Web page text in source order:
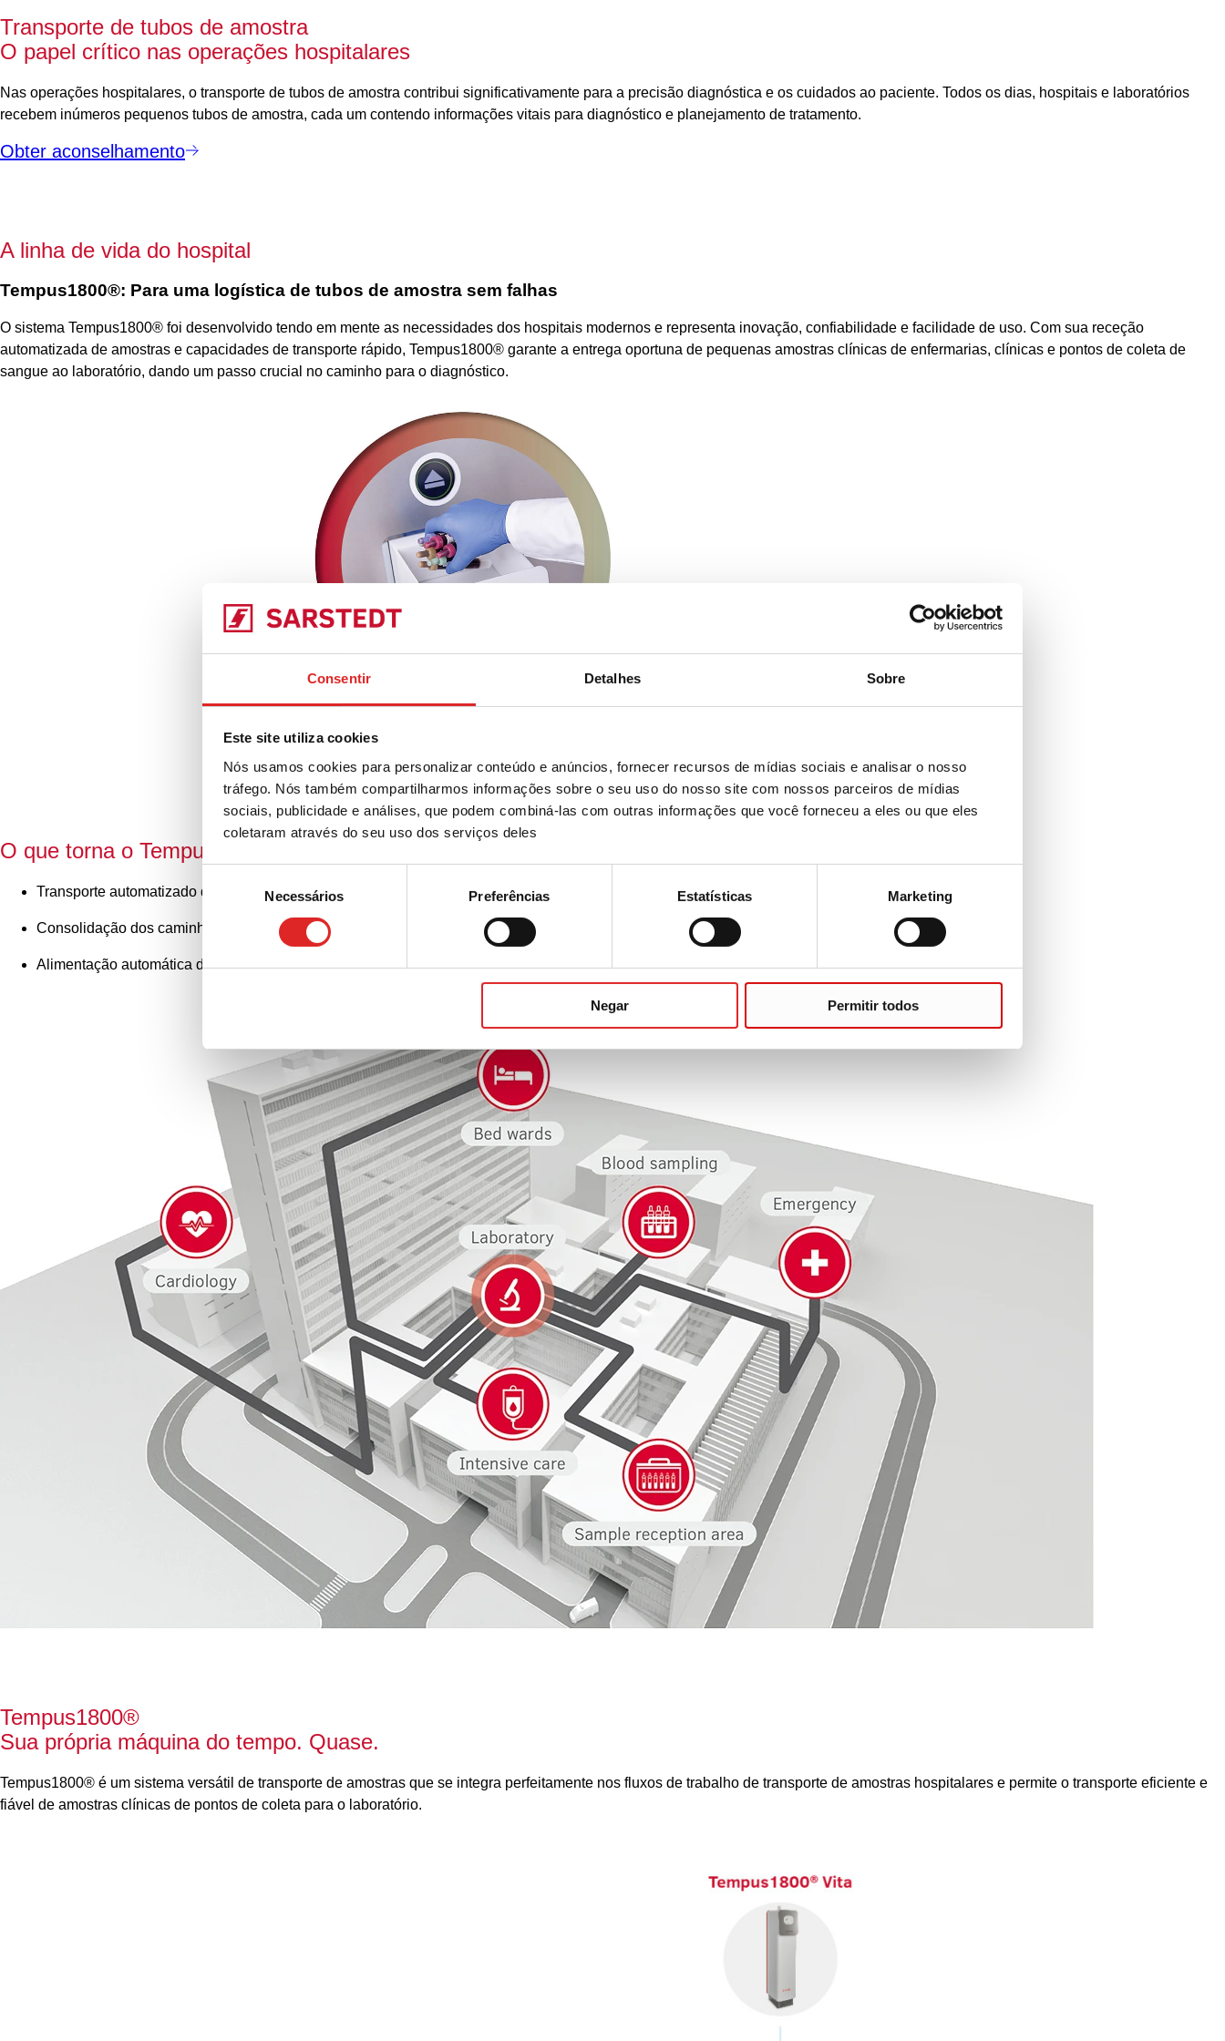
Consentir Detalhes Sobre
Este site utiliza cookies
Nós usamos cookies para personalizar conteúdo e anúncios, fornecer recursos de mídias sociais e analisar o nosso
tráfego. Nós também compartilharmos informações sobre o seu uso do nosso site com nossos parceiros de mídias
sociais, publicidade e análises, que podem combiná-las com outras informações que você forneceu a eles ou que eles
coletaram através do seu uso dos serviços deles
de
consentimento
Necessários Preferências Estatísticas Marketing
Negar Permitir todos
Transporte de tubos de amostra
O papel crítico nas operações hospitalares
Nas operações hospitalares, o transporte de tubos de amostra contribui significativamente para a precisão diagnóstica e os cuidados ao paciente. Todos os dias, hospitais e laboratórios
recebem inúmeros pequenos tubos de amostra, cada um contendo informações vitais para diagnóstico e planejamento de tratamento.
Obter aconselhamento
A linha de vida do hospital
Tempus1800®: Para uma logística de tubos de amostra sem falhas
O sistema Tempus1800® foi desenvolvido tendo em mente as necessidades dos hospitais modernos e representa inovação, confiabilidade e facilidade de uso. Com sua receção
automatizada de amostras e capacidades de transporte rápido, Tempus1800® garante a entrega oportuna de pequenas amostras clínicas de enfermarias, clínicas e pontos de coleta de
sangue ao laboratório, dando um passo crucial no caminho para o diagnóstico.
O que torna o Tempus1800
Transporte automatizado de amostras clínicas desembaladas
Consolidação dos caminhos de amostras de todos os departamentos para o laboratório de diagnóstico
Alimentação automática de amostras no sistema de automação do laboratório
Tempus1800®
Sua própria máquina do tempo. Quase.
Tempus1800® é um sistema versátil de transporte de amostras que se integra perfeitamente nos fluxos de trabalho de transporte de amostras hospitalares e permite o transporte eficiente e
fiável de amostras clínicas de pontos de coleta para o laboratório.